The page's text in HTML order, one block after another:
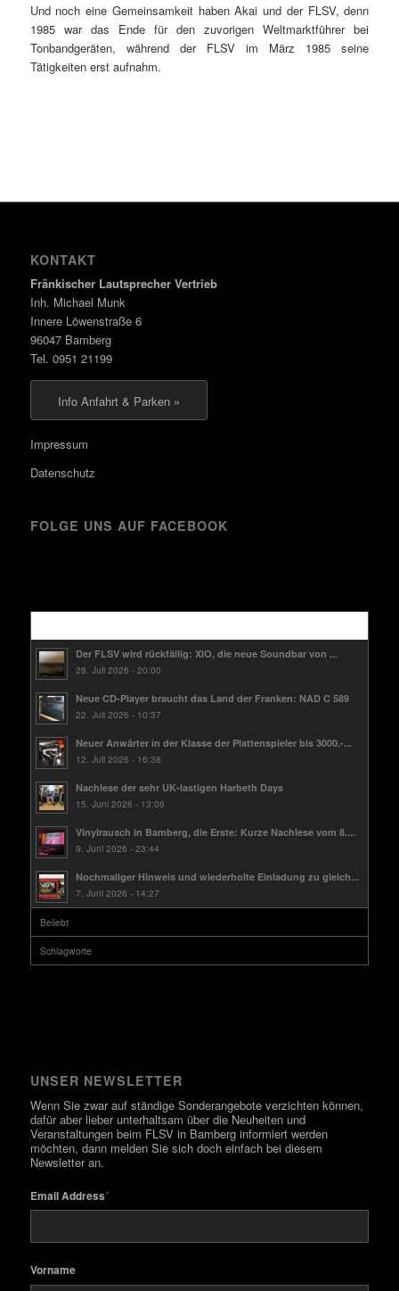
Und noch eine Gemeinsamkeit haben Akai und der FLSV, denn
1985 war das Ende für den zuvorigen Weltmarktführer bei
Tonbandgeräten, während der FLSV im März 1985 seine
Tätigkeiten erst aufnahm.
KONTAKT
Fränkischer Lautsprecher Vertrieb
Inh. Michael Munk
Innere Löwenstraße 6
96047 Bamberg
Tel. 0951 21199
Info Anfahrt & Parken »
Impressum
Datenschutz
FOLGE UNS AUF FACEBOOK
Der FLSV wird rückfällig: XIO, die neue Soundbar von ...
28. Juli 2026 - 20:00
Neue CD-Player braucht das Land der Franken: NAD C 589
22. Juli 2026 - 10:37
Neuer Anwärter in der Klasse der Plattenspieler bis 3000.-...
12. Juli 2026 - 16:38
Nachlese der sehr UK-lastigen Harbeth Days
15. Juni 2026 - 13:06
Vinylrausch in Bamberg, die Erste: Kurze Nachlese vom 8....
9. Juni 2026 - 23:44
Nochmaliger Hinweis und wiederholte Einladung zu gleich...
7. Juni 2026 - 14:27
Beliebt
Schlagworte
UNSER NEWSLETTER
Wenn Sie zwar auf ständige Sonderangebote verzichten können,
dafür aber lieber unterhaltsam über die Neuheiten und
Veranstaltungen beim FLSV in Bamberg informiert werden
möchten, dann melden Sie sich doch einfach bei diesem
Newsletter an.
Email Address*
Vorname